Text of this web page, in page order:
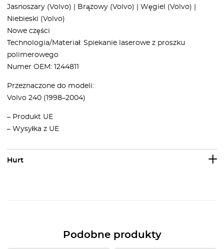
Jasnoszary (Volvo) | Brązowy (Volvo) | Węgiel (Volvo) |
Niebieski (Volvo)
Nowe części
Technologia/Materiał: Spiekanie laserowe z proszku
polimerowego
Numer OEM: 1244811
Przeznaczone do modeli:
Volvo 240 (1998–2004)
– Produkt UE
– Wysyłka z UE
Hurt
Podobne produkty